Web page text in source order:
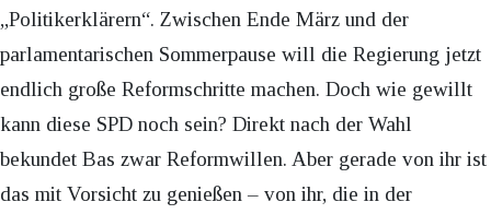
„Politikerklärern“. Zwischen Ende März und der
parlamentarischen Sommerpause will die Regierung jetzt
endlich große Reformschritte machen. Doch wie gewillt
kann diese SPD noch sein? Direkt nach der Wahl
bekundet Bas zwar Reformwillen. Aber gerade von ihr ist
das mit Vorsicht zu genießen – von ihr, die in der